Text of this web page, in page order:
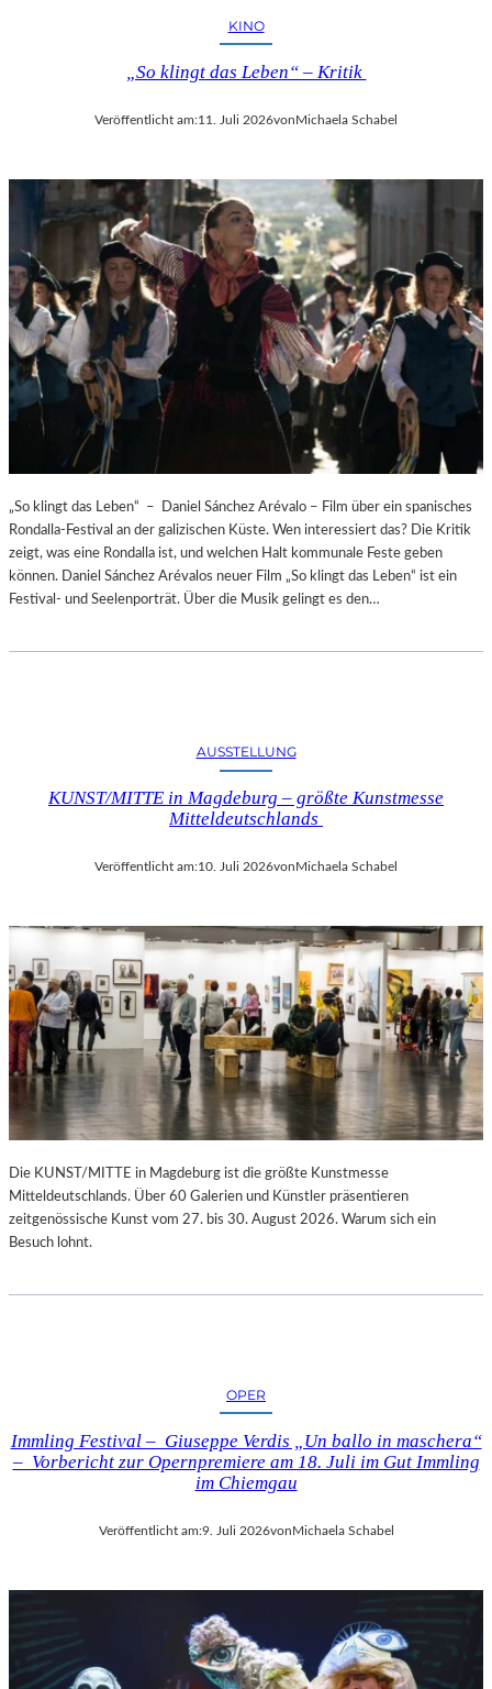
KINO
„So klingt das Leben“ – Kritik
Veröffentlicht am:11. Juli 2026vonMichaela Schabel
„So klingt das Leben“ – Daniel Sánchez Arévalo – Film über ein spanisches
Rondalla-Festival an der galizischen Küste. Wen interessiert das? Die Kritik
zeigt, was eine Rondalla ist, und welchen Halt kommunale Feste geben
können. Daniel Sánchez Arévalos neuer Film „So klingt das Leben“ ist ein
Festival- und Seelenporträt. Über die Musik gelingt es den…
AUSSTELLUNG
KUNST/MITTE in Magdeburg – größte Kunstmesse
Mitteldeutschlands
Veröffentlicht am:10. Juli 2026vonMichaela Schabel
Die KUNST/MITTE in Magdeburg ist die größte Kunstmesse
Mitteldeutschlands. Über 60 Galerien und Künstler präsentieren
zeitgenössische Kunst vom 27. bis 30. August 2026. Warum sich ein
Besuch lohnt.
OPER
Immling Festival – Giuseppe Verdis „Un ballo in maschera“
– Vorbericht zur Opernpremiere am 18. Juli im Gut Immling
im Chiemgau
Veröffentlicht am:9. Juli 2026vonMichaela Schabel